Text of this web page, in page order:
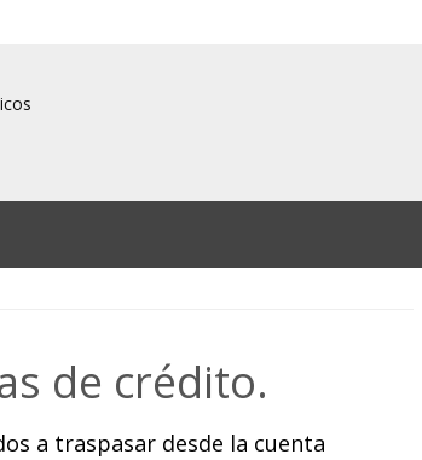
de crédito.
a traspasar desde la cuenta